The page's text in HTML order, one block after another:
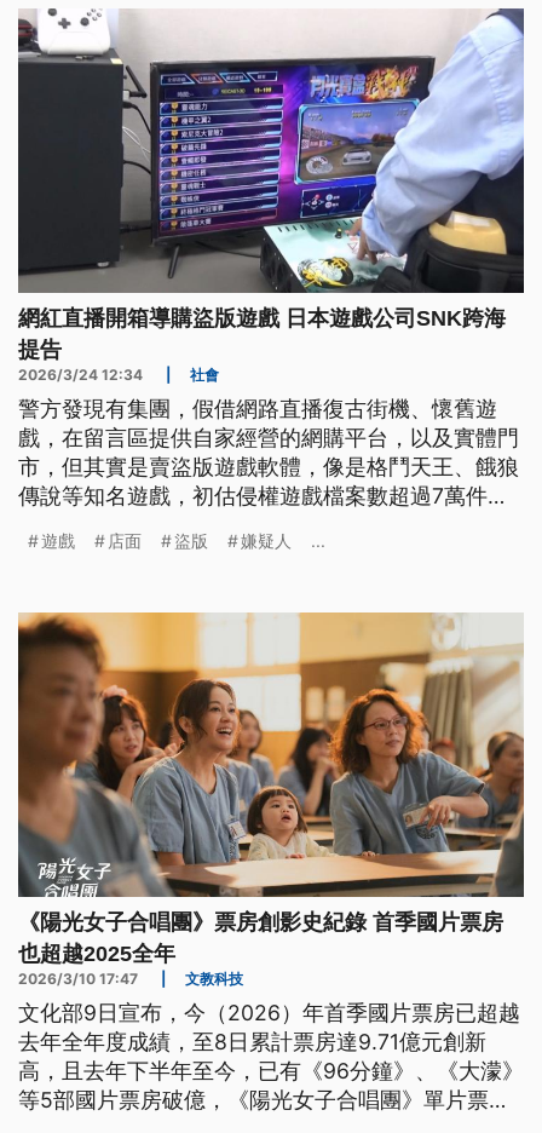
網紅直播開箱導購盜版遊戲 日本遊戲公司SNK跨海
提告
2026/3/24 12:34 社會
警方發現有集團，假借網路直播復古街機、懷舊遊
戲，在留言區提供自家經營的網購平台，以及實體門
市，但其實是賣盜版遊戲軟體，像是格鬥天王、餓狼
傳說等知名遊戲，初估侵權遊戲檔案數超過7萬件，
遊戲 店面 盜版 嫌疑人 ...
《陽光女子合唱團》票房創影史紀錄 首季國片票房
也超越2025全年
2026/3/10 17:47 文教科技
文化部9日宣布，今（2026）年首季國片票房已超越
去年全年度成績，至8日累計票房達9.71億元創新
高，且去年下半年至今，已有《96分鐘》、《大濛》
等5部國片票房破億，《陽光女子合唱團》單片票房